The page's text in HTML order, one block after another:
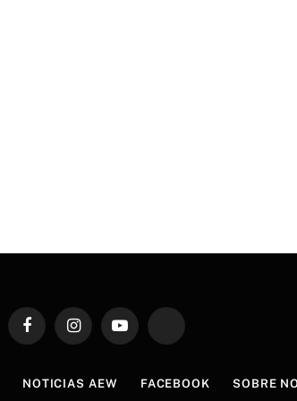
FacebookInstagramYouTube TikTok
NOTICIAS AEW FACEBOOK SOBRE